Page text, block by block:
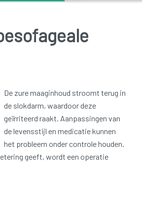
De zure maaginhoud stroomt terug in
de slokdarm, waardoor deze
geïrriteerd raakt. Aanpassingen van
de levensstijl en medicatie kunnen
het probleem onder controle houden.
geeft, wordt een operatie